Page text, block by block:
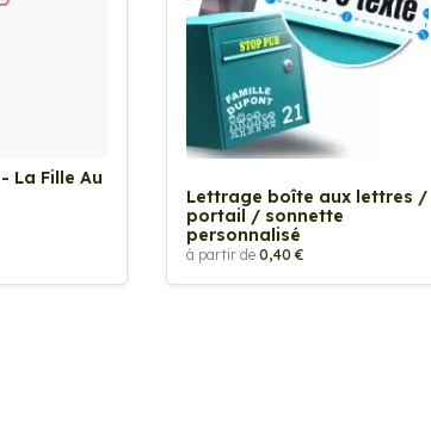
La Fille Au
Lettrage boîte aux lettres /
portail / sonnette
personnalisé
à partir de 0,40 €